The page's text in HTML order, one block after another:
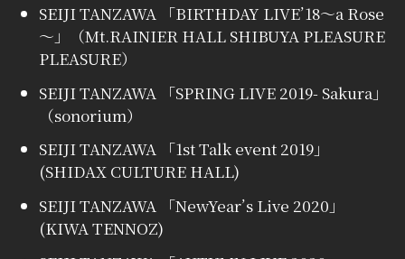
SEIJI TANZAWA 「BIRTHDAY LIVE’18～a Rose
～」（Mt.RAINIER HALL SHIBUYA PLEASURE
PLEASURE）
SEIJI TANZAWA 「SPRING LIVE 2019- Sakura」
（sonorium）
SEIJI TANZAWA 「1st Talk event 2019」
(SHIDAX CULTURE HALL)
SEIJI TANZAWA 「NewYear’s Live 2020」
(KIWA TENNOZ)